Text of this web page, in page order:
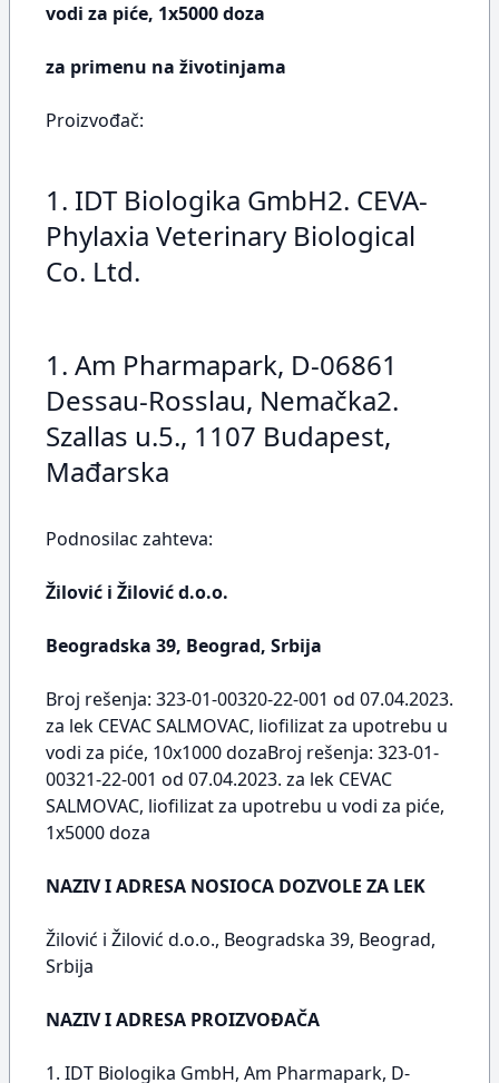
vodi za piće, 1x5000 doza
za primenu na životinjama
Proizvođač:
1. IDT Biologika GmbH2. CEVA-
Phylaxia Veterinary Biological
Co. Ltd.
1. Am Pharmapark, D-06861
Dessau-Rosslau, Nemačka2.
Szallas u.5., 1107 Budapest,
Mađarska
Podnosilac zahteva:
Žilović i Žilović d.o.o.
Beogradska 39, Beograd, Srbija
Broj rešenja: 323-01-00320-22-001 od 07.04.2023.
za lek CEVAC SALMOVAC, liofilizat za upotrebu u
vodi za piće, 10x1000 dozaBroj rešenja: 323-01-
00321-22-001 od 07.04.2023. za lek CEVAC
SALMOVAC, liofilizat za upotrebu u vodi za piće,
1x5000 doza
NAZIV I ADRESA NOSIOCA DOZVOLE ZA LEK
Žilović i Žilović d.o.o., Beogradska 39, Beograd,
Srbija
NAZIV I ADRESA PROIZVOĐAČA
1. IDT Biologika GmbH, Am Pharmapark, D-